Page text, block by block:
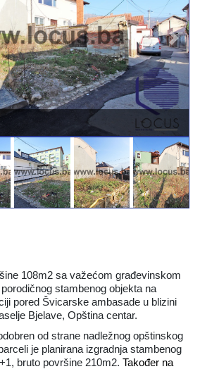
Slika 2
Next
108m2 sa važećom građevinskom
stambenog objekta na
pored Švicarske ambasade u blizini
Bjelave, Opština centar.
od strane nadležnog opštinskog
je planirana izgradnja stambenog
bruto površine 210m2. Također na